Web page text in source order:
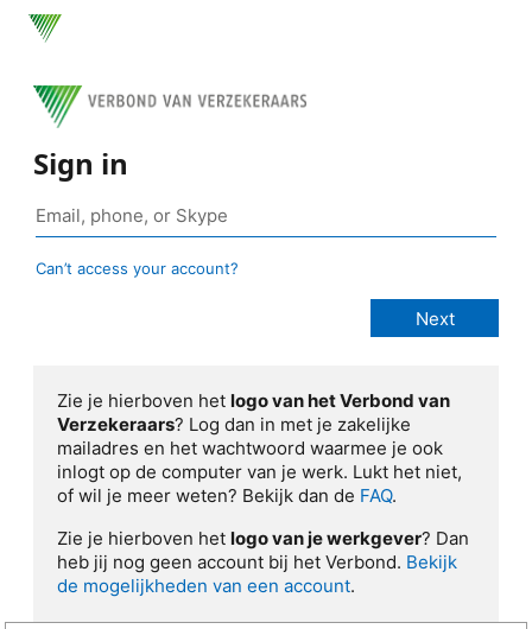
Sign in
Can’t access your account?
Zie je hierboven het logo van het Verbond van
Verzekeraars? Log dan in met je zakelijke
mailadres en het wachtwoord waarmee je ook
inlogt op de computer van je werk. Lukt het niet,
of wil je meer weten? Bekijk dan de FAQ.
Zie je hierboven het logo van je werkgever? Dan
heb jij nog geen account bij het Verbond. Bekijk
de mogelijkheden van een account.